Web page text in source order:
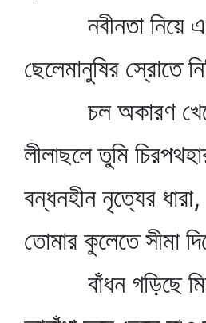
নবীনতা নিয়ে
ছেলেমানুষির স্রোতে
চল অকারণ
লীলাছলে তুমি
বন্ধনহীন নৃত্যের ধারা,
তোমার কুলেতে সীমা
বাঁধন গড়িছে